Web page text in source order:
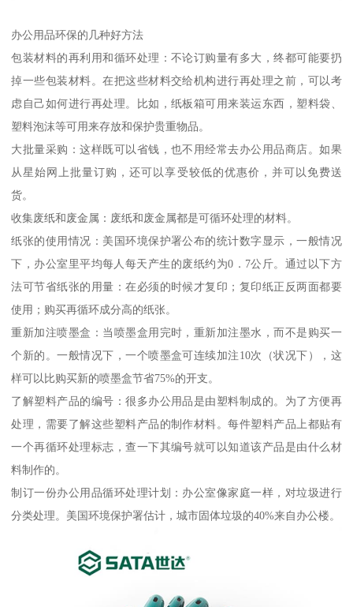
办公用品环保的几种好方法
包装材料的再利用和循环处理：不论订购量有多大，终都可能要扔
掉一些包装材料。在把这些材料交给机构进行再处理之前，可以考
虑自己如何进行再处理。比如，纸板箱可用来装运东西，塑料袋、
塑料泡沫等可用来存放和保护贵重物品。
大批量采购：这样既可以省钱，也不用经常去办公用品商店。如果
从星始网上批量订购，还可以享受较低的优惠价，并可以免费送
货。
收集废纸和废金属：废纸和废金属都是可循环处理的材料。
纸张的使用情况：美国环境保护署公布的统计数字显示，一般情况
下，办公室里平均每人每天产生的废纸约为0．7公斤。通过以下方
法可节省纸张的用量：在必须的时候才复印；复印纸正反两面都要
使用；购买再循环成分高的纸张。
重新加注喷墨盒：当喷墨盒用完时，重新加注墨水，而不是购买一
个新的。一般情况下，一个喷墨盒可连续加注10次（状况下），这
样可以比购买新的喷墨盒节省75%的开支。
了解塑料产品的编号：很多办公用品是由塑料制成的。为了方便再
处理，需要了解这些塑料产品的制作材料。每件塑料产品上都贴有
一个再循环处理标志，查一下其编号就可以知道该产品是由什么材
料制作的。
制订一份办公用品循环处理计划：办公室像家庭一样，对垃圾进行
分类处理。美国环境保护署估计，城市固体垃圾的40%来自办公楼。